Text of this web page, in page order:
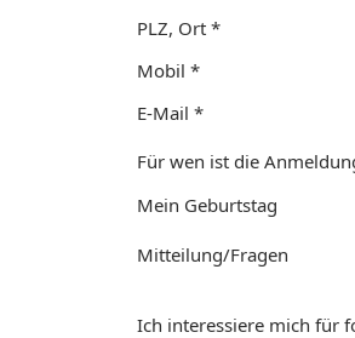
PLZ, Ort *
Mobil *
E-Mail *
Für wen ist die
Mein Geburtstag
Mitteilung/Fragen
Ich interessiere mich für